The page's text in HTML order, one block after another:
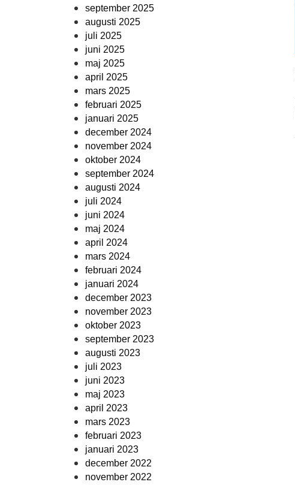
september 2025
augusti 2025
juli 2025
juni 2025
maj 2025
april 2025
mars 2025
februari 2025
januari 2025
december 2024
november 2024
oktober 2024
september 2024
augusti 2024
juli 2024
juni 2024
maj 2024
april 2024
mars 2024
februari 2024
januari 2024
december 2023
november 2023
oktober 2023
september 2023
augusti 2023
juli 2023
juni 2023
maj 2023
april 2023
mars 2023
februari 2023
januari 2023
december 2022
november 2022